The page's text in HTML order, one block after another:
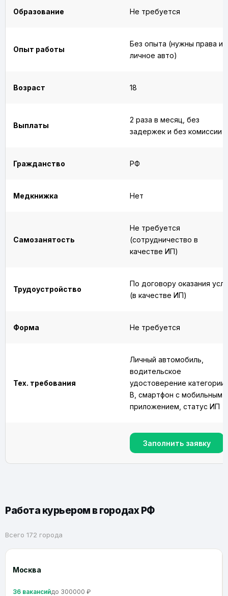
Образование Не требуется
Опыт работы
Без опыта (нужны права и
личное авто)
Возраст 18
Выплаты
2 раза в месяц, без
задержек и без комиссии
Гражданство РФ
Медкнижка Нет
Самозанятость
Не требуется
(сотрудничество в
качестве ИП)
Трудоустройство
По договору оказания
(в качестве ИП)
Форма Не требуется
Тех. требования
Личный автомобиль,
водительское
удостоверение категории
B, смартфон с мобильным
приложением, статус ИП
Заполнить заявку
Работа курьером в городах РФ
Всего 172 города
Москва
36 вакансийдо 300000 ₽